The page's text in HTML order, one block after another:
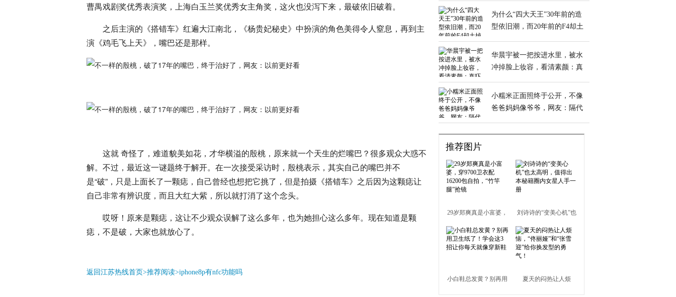
曹禺戏剧奖优秀表演奖，上海白玉兰奖优秀女主角奖，这火也没泻下来，最破依旧破着。
之后主演的《搭错车》红遍大江南北，《杨贵妃秘史》中扮演的角色美得令人窒息，再到主
演《鸡毛飞上天》，嘴巴还是那样。
这就 奇怪了，难道貌美如花，才华横溢的殷桃，原来就一个天生的烂嘴巴？很多观众大惑不
解。不过，最近这一谜题终于解开。在一次接受采访时，殷桃表示，其实自己的嘴巴并不
是“破”，只是上面长了一颗痣，自己曾经也想把它挑了，但是拍摄《搭错车》之后因为这颗痣让
自己非常有辨识度，而且大红大紫，所以就打消了这个念头。
哎呀！原来是颗痣，这让不少观众误解了这么多年，也为她担心这么多年。现在知道是颗
痣，不是破，大家也就放心了。
返回江苏热线首页>推荐阅读>iphone8p有nfc功能吗
为什么“四大天王”30年前的造
型依旧潮，而20年前的F4却土
华晨宇被一把按进水里，被水
冲掉脸上妆容，看清素颜：真
小糯米正面照终于公开，不像
爸爸妈妈像爷爷，网友：隔代
推荐图片
29岁郑爽真是小富婆，
穿9700卫衣配16200包
自拍，“竹竿腿”抢镜
刘诗诗的“变美心机”也
太高明，值得出本秘籍
圈内女星人手一册
小白鞋总发黄？别再用 夏天的闷热让人烦